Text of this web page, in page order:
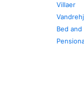
Villaer
Bed